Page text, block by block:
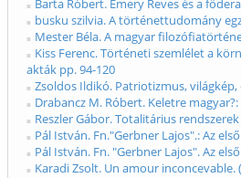
Barta Róbert. Emery Reves és a
busku szilvia. A történettudomány
Mester Béla. A magyar
Kiss Ferenc. Történeti szemlélet a
akták pp. 94-120
Zsoldos Ildikó. Patriotizmus,
Drabancz M. Róbert. Keletre
Reszler Gábor. Totalitárius
Pál István. Fn."Gerbner Lajos".: Az
Pál István. Fn. "Gerbner Lajos". Az
Karadi Zsolt. Un amour